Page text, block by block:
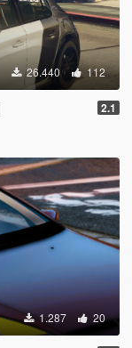
26.440 112
2.1
1.287 20